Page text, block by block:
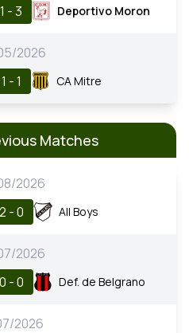
1 - 3 Deportivo Moron
2026
1 - 1 CA Mitre
Matches
2026
2 - 0 All Boys
2026
0 - 0 Def. de Belgrano
2026